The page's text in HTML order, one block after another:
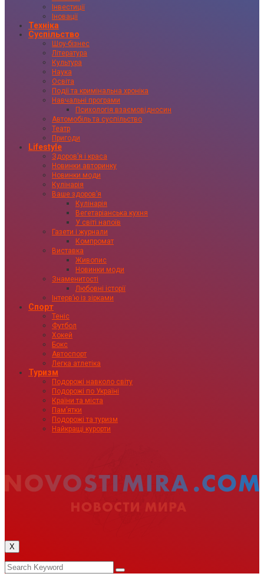
Інвестиції
Іновації
Техніка
Суспільство
Шоу-бізнес
Література
Культура
Наука
Освіта
Події та кримінальна хроніка
Навчальні програми
Психологія взаємовідносин
Автомобіль та суспільство
Театр
Пригоди
Lifestyle
Здоровʼя і краса
Новинки авторинку
Новинки моди
Кулінарія
Ваше здоровʼя
Кулінарія
Вегетаріанська кухня
У світі напоїв
Газети і журнали
Компромат
Виставка
Живопис
Новинки моди
Знаменитості
Любовні історії
Інтервʼю із зірками
Спорт
Теніс
Футбол
Хокей
Бокс
Автоспорт
Легка атлетіка
Туризм
Подорожі навколо світу
Подорожі по Україні
Країни та міста
Пам’ятки
Подорожі та туризм
Найкращі курорти
X